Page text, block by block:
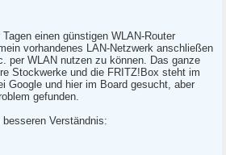
einen günstigen WLAN-Router
vorhandenes LAN-Netzwerk anschließen
per WLAN nutzen zu können. Das ganze
Stockwerke und die FRITZ!Box steht im
Google und hier im Board gesucht, aber
gefunden.
Verständnis: